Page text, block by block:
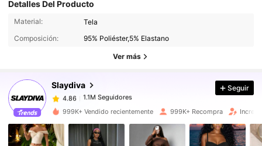
Detalles Del Producto
Material:
Tela
Composición:
95% Poliéster,5% Elastano
Ver más
Slaydiva
1.1M Seguidores
4.86
1.1M Seguidores
A***y pagóHace 2 horas
4.86 1.1M Seguidores
Seguir
999K+ Vendido recientemente 999K+ Recompra